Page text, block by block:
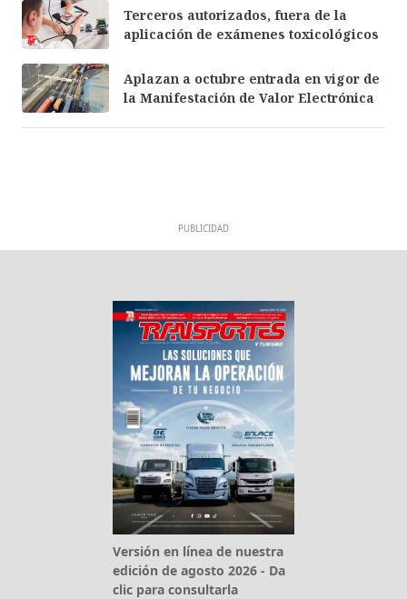
Terceros autorizados, fuera de la
aplicación de exámenes toxicológicos
Aplazan a octubre entrada en vigor de
la Manifestación de Valor Electrónica
PUBLICIDAD
Versión en línea de nuestra
edición de agosto 2026 - Da
clic para consultarla